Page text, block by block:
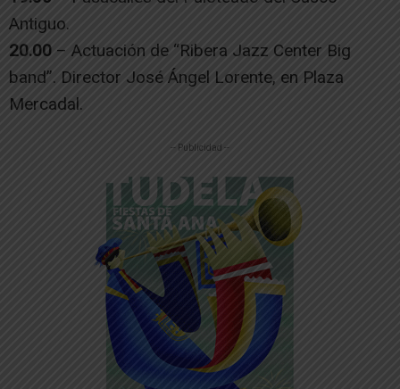
Antiguo.
20.00 – Actuación de “Ribera Jazz Center Big
band”. Director José Ángel Lorente, en Plaza
Mercadal.
-- Publicidad --